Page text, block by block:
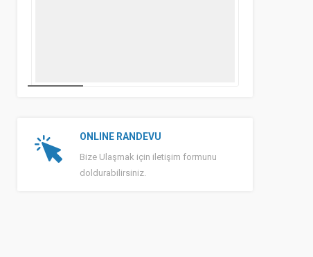
ONLINE RANDEVU
Bize Ulaşmak için iletişim formunu
doldurabilirsiniz.